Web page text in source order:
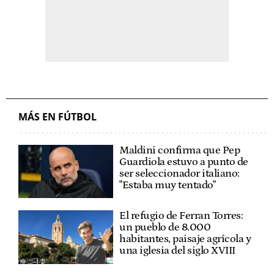
MÁS EN FÚTBOL
Maldini confirma que Pep
Guardiola estuvo a punto de
ser seleccionador italiano:
"Estaba muy tentado"
El refugio de Ferran Torres:
un pueblo de 8.000
habitantes, paisaje agrícola y
una iglesia del siglo XVIII